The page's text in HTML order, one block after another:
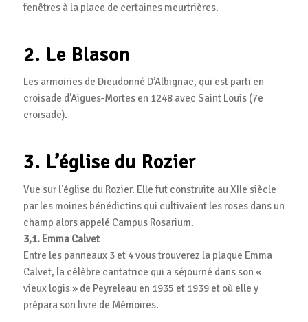
fenêtres à la place de certaines meurtrières.
2. Le Blason
Les armoiries de Dieudonné D’Albignac, qui est parti en
croisade d’Aigues-Mortes en 1248 avec Saint Louis (7e
croisade).
3. L’église du Rozier
Vue sur l’église du Rozier. Elle fut construite au XIIe siècle
par les moines bénédictins qui cultivaient les roses dans un
champ alors appelé Campus Rosarium.
3,1. Emma Calvet
Entre les panneaux 3 et 4 vous trouverez la plaque Emma
Calvet, la célèbre cantatrice qui a séjourné dans son «
vieux logis » de Peyreleau en 1935 et 1939 et où elle y
prépara son livre de Mémoires.